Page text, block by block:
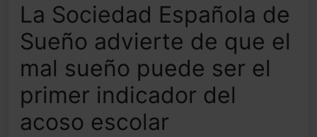
La Sociedad Española de
Sueño advierte de que el
mal sueño puede ser el
primer indicador del
acoso escolar